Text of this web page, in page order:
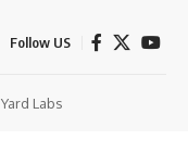
Follow US
Labs